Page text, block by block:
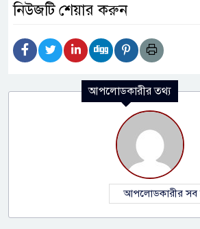
নিউজটি শেয়ার করুন
আপলোডকারীর তথ্য
আপলোডকারীর সব